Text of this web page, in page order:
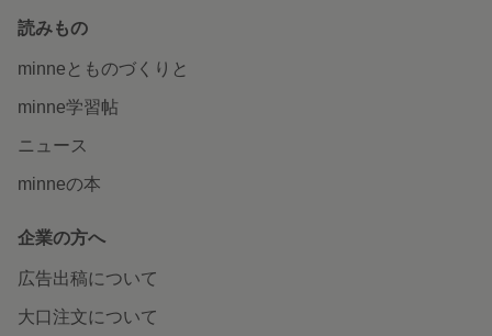
読みもの
minneとものづくりと
minne学習帖
ニュース
minneの本
企業の方へ
広告出稿について
大口注文について